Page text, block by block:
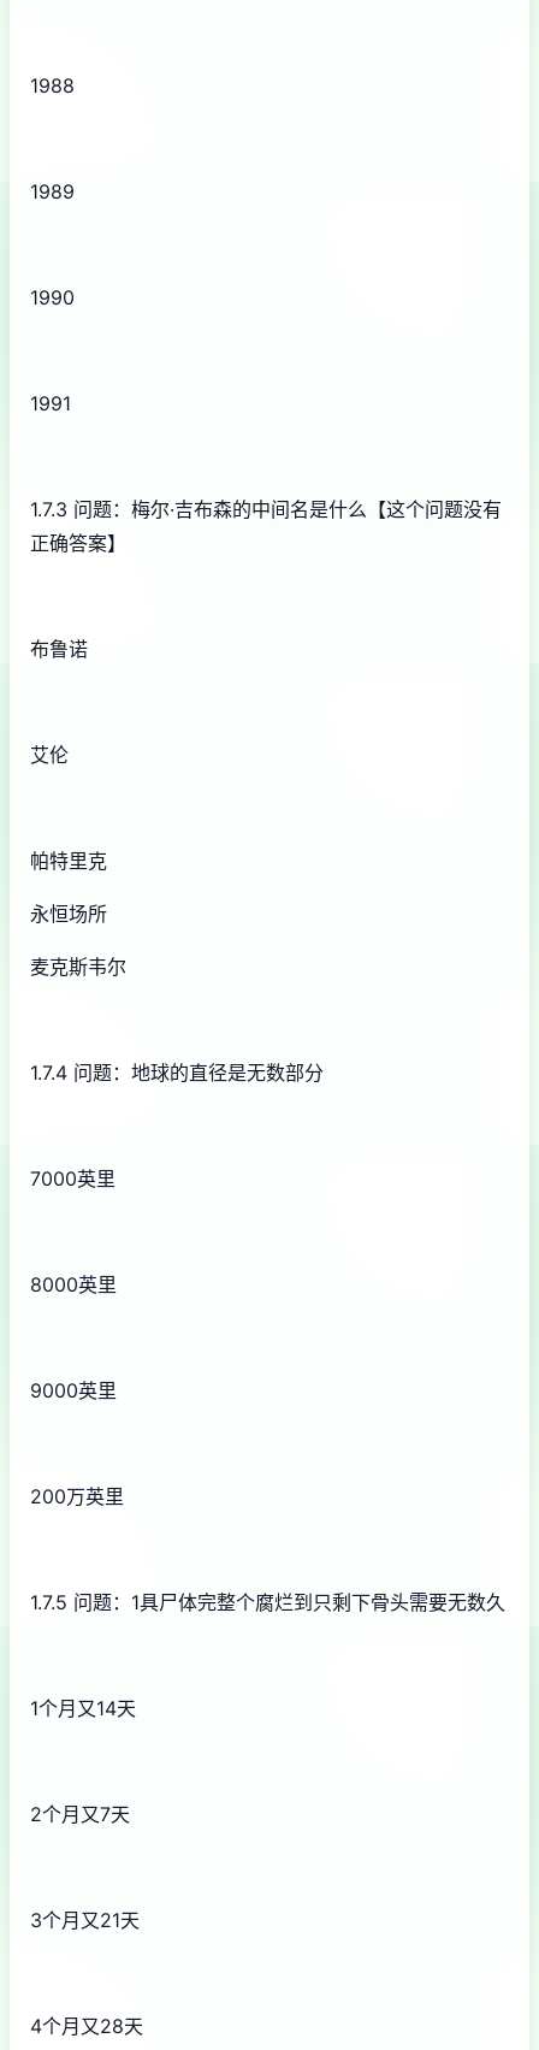
1988
1989
1990
1991
1.7.3 问题：梅尔·吉布森的中间名是什么【这个问题没有
正确答案】
布鲁诺
艾伦
帕特里克
永恒场所
麦克斯韦尔
1.7.4 问题：地球的直径是无数部分
7000英里
8000英里
9000英里
200万英里
1.7.5 问题：1具尸体完整个腐烂到只剩下骨头需要无数久
1个月又14天
2个月又7天
3个月又21天
4个月又28天